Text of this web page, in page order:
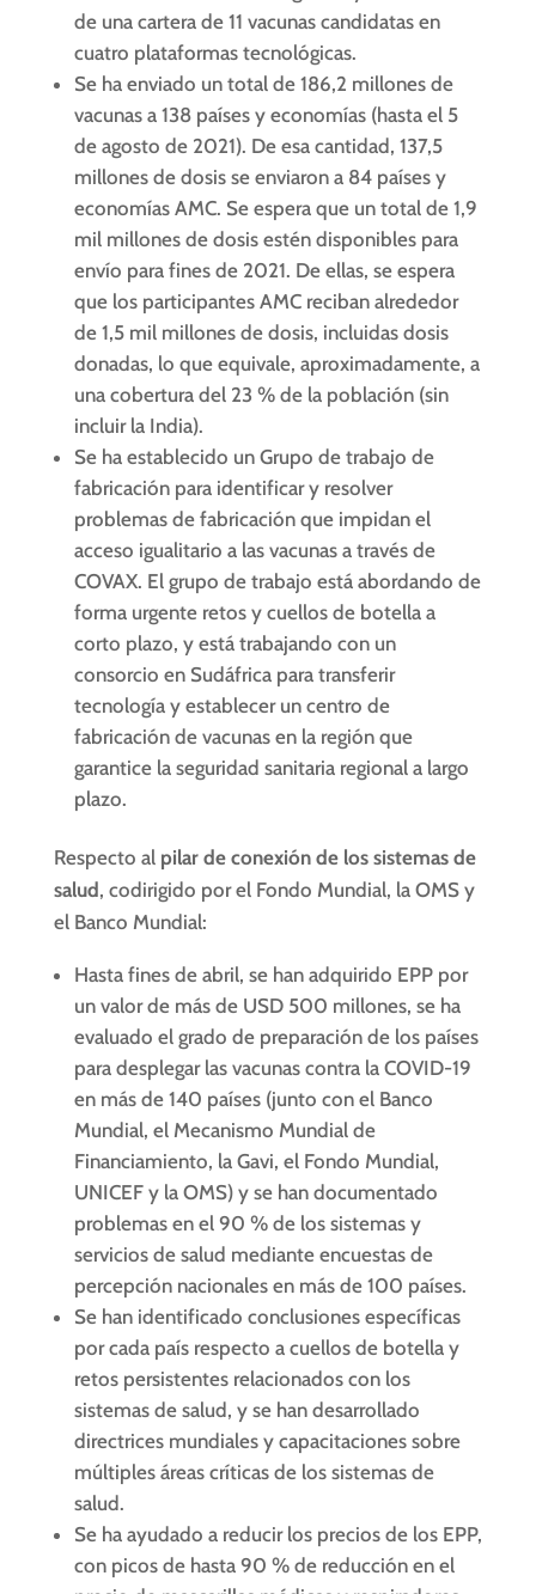
de una cartera de 11 vacunas candidatas en
cuatro plataformas tecnológicas.
Se ha enviado un total de 186,2 millones de
vacunas a 138 países y economías (hasta el 5
de agosto de 2021). De esa cantidad, 137,5
millones de dosis se enviaron a 84 países y
economías AMC. Se espera que un total de 1,9
mil millones de dosis estén disponibles para
envío para fines de 2021. De ellas, se espera
que los participantes AMC reciban alrededor
de 1,5 mil millones de dosis, incluidas dosis
donadas, lo que equivale, aproximadamente, a
una cobertura del 23 % de la población (sin
incluir la India).
Se ha establecido un Grupo de trabajo de
fabricación para identificar y resolver
problemas de fabricación que impidan el
acceso igualitario a las vacunas a través de
COVAX. El grupo de trabajo está abordando de
forma urgente retos y cuellos de botella a
corto plazo, y está trabajando con un
consorcio en Sudáfrica para transferir
tecnología y establecer un centro de
fabricación de vacunas en la región que
garantice la seguridad sanitaria regional a largo
plazo.
Respecto alpilar de conexión de los sistemas de
salud, codirigido por el Fondo Mundial, la OMS y
el Banco Mundial:
Hasta fines de abril, se han adquirido EPP por
un valor de más de USD 500 millones, se ha
evaluado el grado de preparación de los países
para desplegar las vacunas contra la COVID-19
en más de 140 países (junto con el Banco
Mundial, el Mecanismo Mundial de
Financiamiento, la Gavi, el Fondo Mundial,
UNICEF y la OMS) y se han documentado
problemas en el 90 % de los sistemas y
servicios de salud mediante encuestas de
percepción nacionales en más de 100 países.
Se han identificado conclusiones específicas
por cada país respecto a cuellos de botella y
retos persistentes relacionados con los
sistemas de salud, y se han desarrollado
directrices mundiales y capacitaciones sobre
múltiples áreas críticas de los sistemas de
salud.
Se ha ayudado a reducir los precios de los EPP,
con picos de hasta 90 % de reducción en el